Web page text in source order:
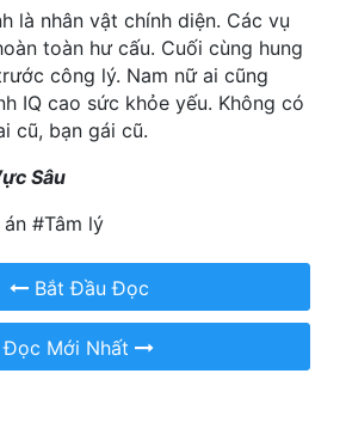
là nhân vật chính diện. Các vụ
toàn hư cấu. Cuối cùng hung
công lý. Nam nữ ai cũng
IQ cao sức khỏe yếu. Không có
cũ, bạn gái cũ.
Sâu
#Tâm lý
Bắt Đầu Đọc
Đọc Mới Nhất